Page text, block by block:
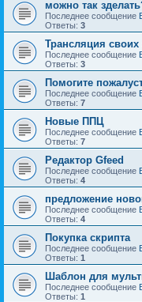
можно так
Последнее сообщение
Ответы: 3
Трансляция
Последнее сообщение
Ответы: 3
Помогите
Последнее сообщение
Ответы: 7
Новые ППЦ
Последнее сообщение
Ответы: 7
Редактор Gfeed
Последнее сообщение
Ответы: 4
предложение
Последнее сообщение
Ответы: 4
Покупка скрипта
Последнее сообщение
Ответы: 1
Шаблон для
Последнее сообщение
Ответы: 1